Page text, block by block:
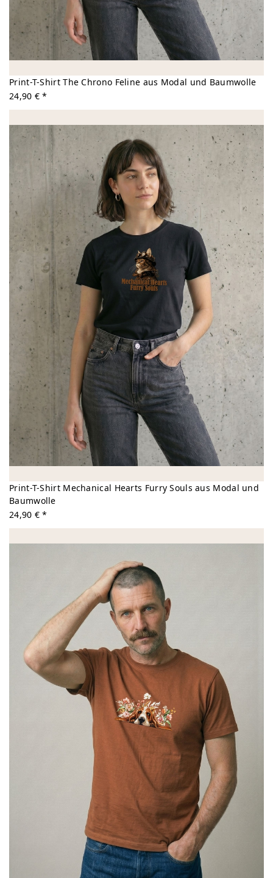
Print-T-Shirt The Chrono Feline aus Modal und Baumwolle
24,90 € *
Print-T-Shirt Mechanical Hearts Furry Souls aus Modal und
Baumwolle
24,90 € *